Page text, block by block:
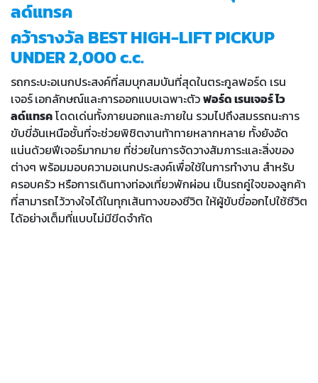
ลด์แทรค
คว้ารางวัล BEST HIGH-LIFT PICKUP
UNDER 2,000 c.c.
รถกระบะอเนกประสงค์ที่สมบุกสมบันที่สุดในตระกูลฟอร์ด เรน
เจอร์เอกลักษณ์และการออกแบบเฉพาะตัวฟอร์ด เรนเจอร์ ไว
ลด์แทรคโดดเด่นทั้งภายนอกและภายใน รวมไปถึงสมรรถนะการ
ขับขี่อันเหนือชั้นที่จะช่วยพิชิตงานท้าทายหลากหลาย ทั้งยังอัด
แน่นด้วยฟีเจอร์มากมาย ที่ช่วยในการจัดวางสัมภาระและสิ่งของ
ต่างๆ พร้อมมอบความอเนกประสงค์เพื่อใช้ในการทำงาน สำหรับ
ครอบครัว หรือการเดินทางท่องเที่ยวพักผ่อน เป็นรถคู่ใจของลูกค้า
ที่สามารถไว้วางใจได้ในทุกเส้นทางของชีวิต ให้ผู้ขับขี่ออกไปใช้ชีวิต
ได้อย่างเต็มที่แบบไม่มีขีดจำกัด